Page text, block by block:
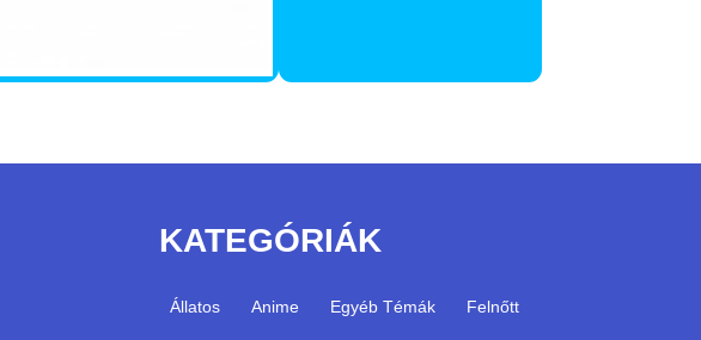
KATEGÓRIÁK
Állatos Anime Egyéb Témák Felnőtt